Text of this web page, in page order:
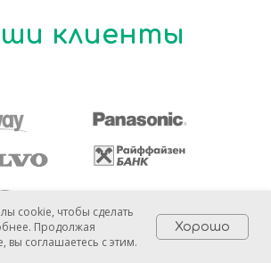
клиенты
cookie, чтобы сделать
Продолжая
вы соглашаетесь с этим.
Хорошо